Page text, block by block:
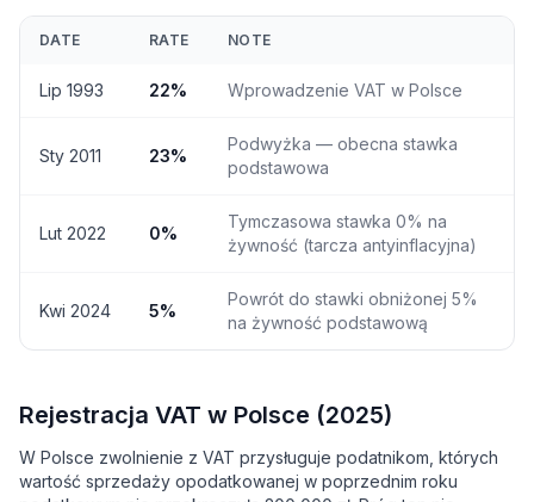
DATE RATE NOTE
Lip 1993 22% Wprowadzenie VAT w Polsce
Sty 2011 23%
Podwyżka — obecna stawka
podstawowa
Lut 2022 0%
Tymczasowa stawka 0% na
żywność (tarcza antyinflacyjna)
Kwi 2024 5%
Powrót do stawki obniżonej 5%
na żywność podstawową
Rejestracja VAT w Polsce (2025)
W Polsce zwolnienie z VAT przysługuje podatnikom, których
wartość sprzedaży opodatkowanej w poprzednim roku